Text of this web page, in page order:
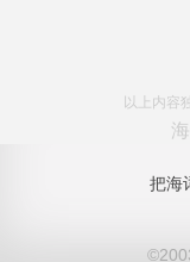
以上内容
把海